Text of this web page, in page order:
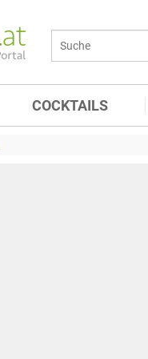
COCKTAILS